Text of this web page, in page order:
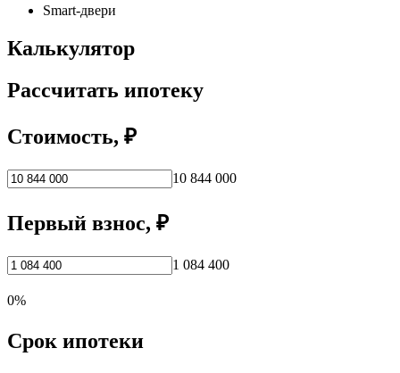
Smart-двери
Калькулятор
Рассчитать ипотеку
Стоимость, ₽
10 844 000
Первый взнос, ₽
1 084 400
0%
Срок ипотеки